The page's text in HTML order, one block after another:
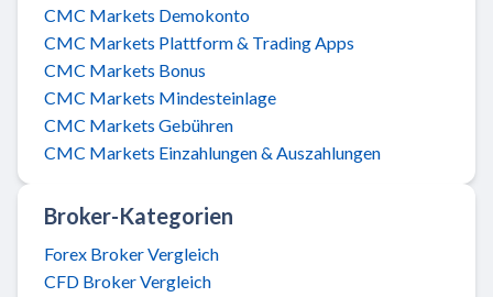
CMC Markets Demokonto
CMC Markets Plattform & Trading Apps
CMC Markets Bonus
CMC Markets Mindesteinlage
CMC Markets Gebühren
CMC Markets Einzahlungen & Auszahlungen
Broker-Kategorien
Forex Broker Vergleich
CFD Broker Vergleich